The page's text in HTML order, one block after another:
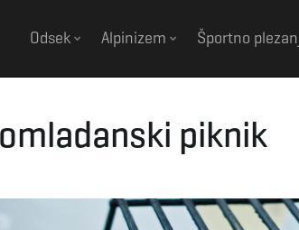
Odsek Alpinizem Športno
piknik